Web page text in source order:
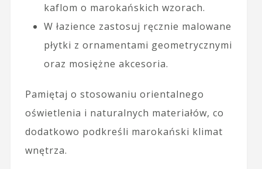
kaflom o marokańskich wzorach.
W łazience zastosuj ręcznie malowane
płytki z ornamentami geometrycznymi
oraz mosiężne akcesoria.
Pamiętaj o stosowaniu orientalnego
oświetlenia i naturalnych materiałów, co
dodatkowo podkreśli marokański klimat
wnętrza.